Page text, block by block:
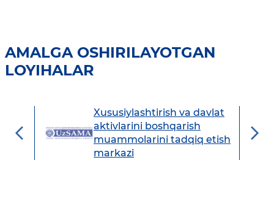
AMALGA OSHIRILAYOTGAN
LOYIHALAR
Xususiylashtirish va davlat
aktivlarini boshqarish
muammolarini tadqiq etish
markazi